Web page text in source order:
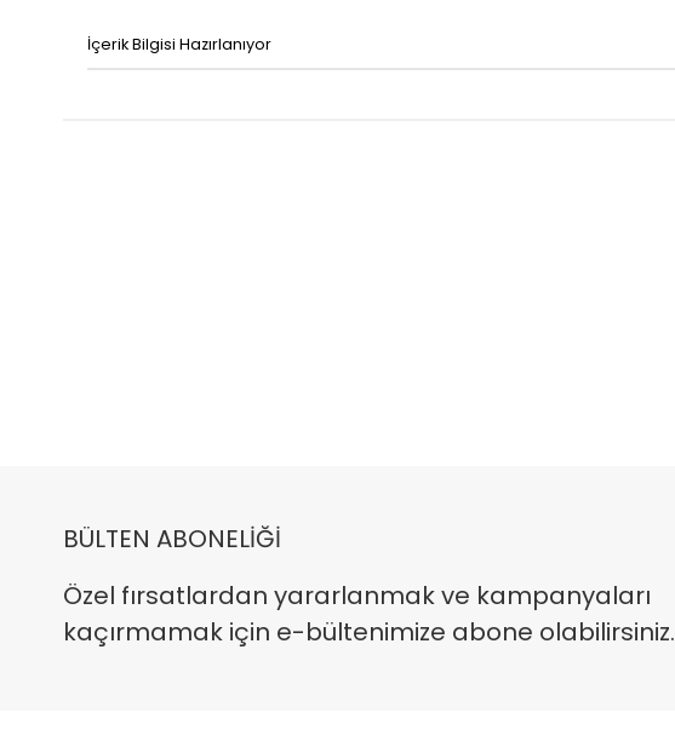
İçerik Bilgisi Hazırlanıyor
BÜLTEN ABONELİĞİ
Özel fırsatlardan yararlanmak ve kampanyaları
kaçırmamak için e-bültenimize abone olabilirsiniz.